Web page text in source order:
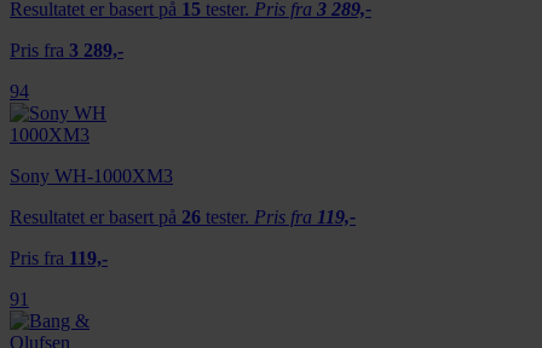
Resultatet er basert på 15 tester. Pris fra 3 289,-
Pris fra 3 289,-
94
Sony WH-1000XM3
Resultatet er basert på 26 tester. Pris fra 119,-
Pris fra 119,-
91